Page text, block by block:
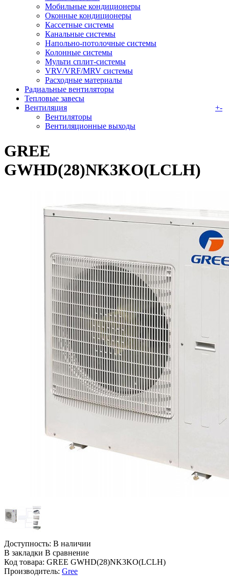
Мобильные кондиционеры
Оконные кондиционеры
Кассетные системы
Канальные системы
Напольно-потолочные системы
Колонные системы
Мульти сплит-системы
VRV/VRF/MRV системы
Расходные материалы
Радиальные вентиляторы
Тепловые завесы
Вентиляция
+-
Вентиляторы
Вентиляционные выходы
GREE
GWHD(28)NK3KO(LCLH)
Доступность: В наличии
В закладки В сравнение
Код товара: GREE GWHD(28)NK3KO(LCLH)
Производитель: Gree